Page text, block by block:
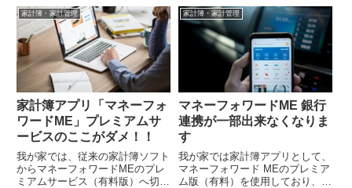
の成果はどうだったのかを上記サ
イトで確認...
人のお...
家計簿・家計管理
家計簿アプリ「マネーフォ
ワードME」プレミアムサ
ービスのここがダメ！！
我が家では、従来の家計簿ソフト
からマネーフォワードMEのプレ
ミアムサービス（有料版）へ切り
家計簿・家計管理
マネーフォワードME 銀行
連携が一部出来なくなりま
す
我が家では家計簿アプリとして、
マネーフォワード MEのプレミア
ム版（有料）を使用しており、家